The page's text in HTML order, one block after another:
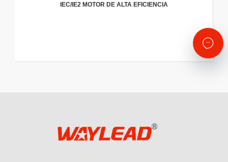
IEC/IE2 MOTOR DE ALTA EFICIENCIA